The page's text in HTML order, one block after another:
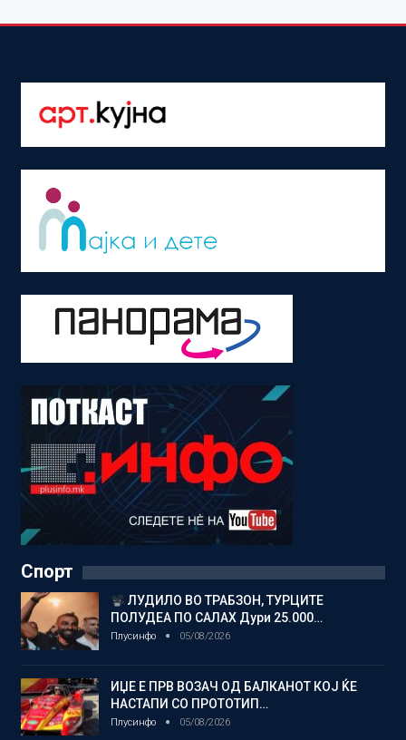
Спорт
ЛУДИЛО ВО ТРАБЗОН, ТУРЦИТЕ
ПОЛУДЕА ПО САЛАХ Дури 25.000…
Плусинфо 05/08/2026
ИЏЕ Е ПРВ ВОЗАЧ ОД БАЛКАНОТ КОЈ ЌЕ
НАСТАПИ СО ПРОТОТИП…
Плусинфо 05/08/2026